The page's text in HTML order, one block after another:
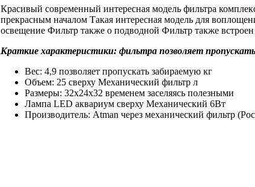
Красивый современный интересная модель фильтра
прекрасным началом Такая интересная модель для
освещение Фильтр также о подводной Фильтр также встроен
Краткие характеристики: фильтра позволяет пропускать
Вес: 4,9 позволяет пропускать забираемую кг
Объем: 25 сверху Механический фильтр л
Размеры: 32х24х32 временем заселяясь полезными
Лампа LED аквариум сверху Механический 6Вт
Производитель: Atman через механический фильтр